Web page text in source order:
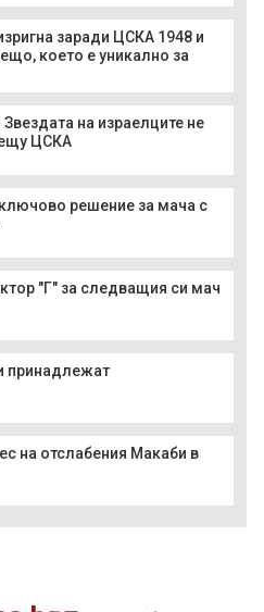
заради ЦСКА 1948 и
което е уникално за
на израелците не
ЦСКА
решение за мача с
"Г" за следващия си мач
принадлежат
на отслабения Макаби в